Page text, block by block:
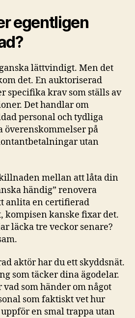
egentligen
lättvindigt. Men det
det. En auktoriserad
krav som ställs av
Det handlar om
personal och tydliga
överenskommelser på
utan
mellan att låta din
händig” renovera
anlita en certifierad
kompisen kanske fixar det.
läcka tre veckor senare?
aktör har du ett skyddsnät.
som täcker dina ägodelar.
som händer om något
som faktiskt vet hur
en smal trappa utan